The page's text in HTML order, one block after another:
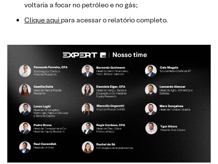
voltaria a focar no petróleo e no gás;
Clique aqui para acessar o relatório completo.